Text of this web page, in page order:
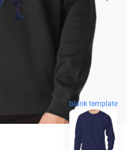
blank template